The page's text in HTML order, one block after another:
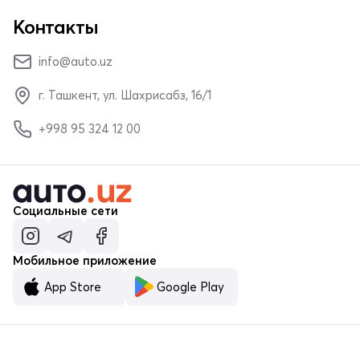
Контакты
info@auto.uz
г. Ташкент, ул. Шахрисабз, 16/1
+998 95 324 12 00
Социальные сети
Мобильное приложение
App Store
Google Play